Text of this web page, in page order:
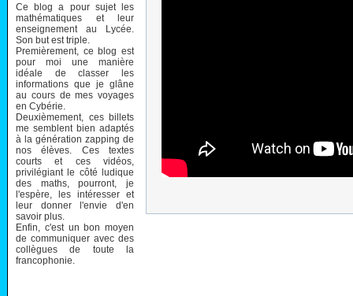
Ce blog a pour sujet les
mathématiques et leur
enseignement au Lycée.
Son but est triple.
Premièrement, ce blog est
pour moi une manière
idéale de classer les
informations que je glâne
au cours de mes voyages
en Cybérie.
Deuxièmement, ces billets
me semblent bien adaptés
à la génération zapping de
nos élèves. Ces textes
courts et ces vidéos,
privilégiant le côté ludique
des maths, pourront, je
l'espère, les intéresser et
leur donner l'envie d'en
savoir plus.
Enfin, c'est un bon moyen
de communiquer avec des
collègues de toute la
francophonie.